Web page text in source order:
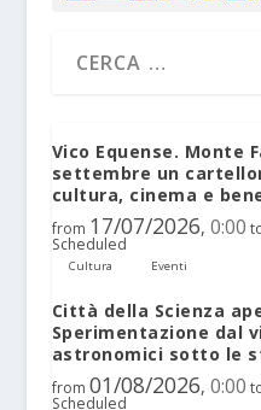
Vico Equense. Monte
settembre un
cultura, cinema e
from 17/07/2026, 0:00
Scheduled
Cultura Eventi
Città della Scienza
Sperimentazione dal
astronomici sotto le
from 01/08/2026, 0:00
Scheduled